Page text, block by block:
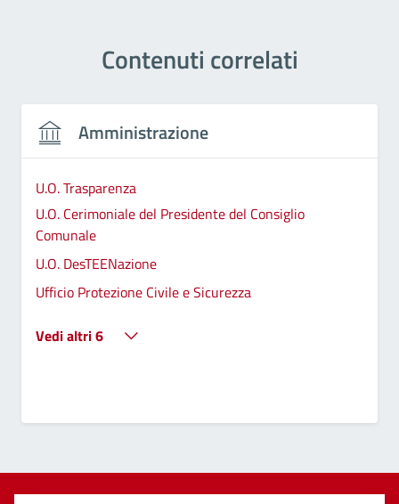
Contenuti correlati
Amministrazione
U.O. Trasparenza
U.O. Cerimoniale del Presidente del Consiglio
Comunale
U.O. DesTEENazione
Ufficio Protezione Civile e Sicurezza
Vedi altri 6